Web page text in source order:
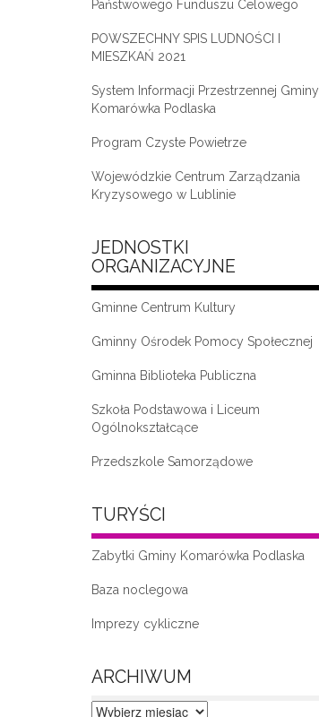
Państwowego Funduszu Celowego
POWSZECHNY SPIS LUDNOŚCI I
MIESZKAŃ 2021
System Informacji Przestrzennej Gminy
Komarówka Podlaska
Program Czyste Powietrze
Wojewódzkie Centrum Zarządzania
Kryzysowego w Lublinie
JEDNOSTKI
ORGANIZACYJNE
Gminne Centrum Kultury
Gminny Ośrodek Pomocy Społecznej
„Moda na seniora – klub seniora w
Gminna Biblioteka Publiczna
Szkoła Podstawowa i Liceum
Ogólnokształcące
Przedszkole Samorządowe
TURYŚCI
Zabytki Gminy Komarówka Podlaska
Baza noclegowa
Imprezy cykliczne
ARCHIWUM